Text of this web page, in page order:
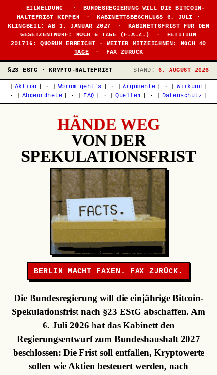
EILMELDUNG ·
BUNDESREGIERUNG WILL DIE BITCOIN-
HALTEFRIST KIPPEN
·
KABINETTSBESCHLUSS 6. JULI ·
KLINGBEIL: AB 1. JANUAR 2027
·
KABINETTSFRIST FÜR DEN
GESETZENTWURF: NOCH 6 TAGE (F.A.Z.)
·
PETITION
201716: QUORUM ERREICHT · WEITER MITZEICHNEN: NOCH 40
TAGE
· FAX ZURÜCK
§23 ESTG · KRYPTO-HALTEFRIST STAND: 6. AUGUST 2026
Aktion · Worum geht's · Argumente · Wirkung
·
Abgeordnete · FAQ · Quellen · Datenschutz
HÄNDE WEG
VON DER
SPEKULATIONSFRIST
BERLIN MACHT FAXEN. FAX ZURÜCK.
Die Bundesregierung will die einjährige Bitcoin-
Spekulationsfrist nach §23 EStG abschaffen. Am
6. Juli 2026 hat das Kabinett den
Regierungsentwurf zum Bundeshaushalt 2027
beschlossen: Die Frist soll entfallen, Kryptowerte
sollen wie Aktien besteuert werden, nach